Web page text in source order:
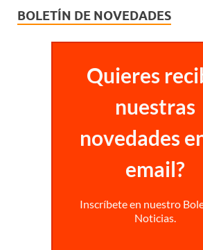
BOLETÍN DE NOVEDADES
Quieres
nuestras
novedades
email?
Inscríbete en nuestro
Noticias.